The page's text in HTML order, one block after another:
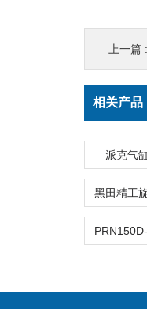
上一篇 :
相关产品
派克气